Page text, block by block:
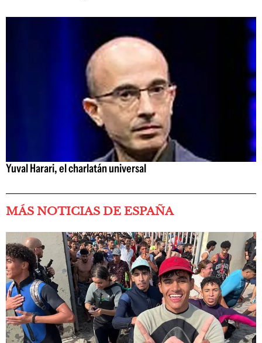
Yuval Harari, el charlatán universal
MÁS NOTICIAS DE ESPAÑA